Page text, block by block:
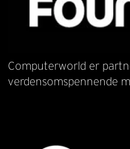
Computerworld er
verdensomspennende